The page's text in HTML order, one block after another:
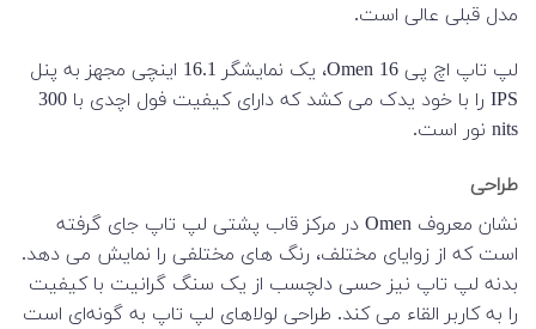
مدل قبلی عالی است.
لپ تاپ اچ پی Omen 16، یک نمایشگر 16.1 اینچی مجهز به پنل
IPS را با خود یدک می کشد که دارای کیفیت فول اچدی با 300
nits نور است.
طراحی
نشان معروف Omen در مرکز قاب پشتی لپ تاپ جای گرفته
است که از زوایای مختلف، رنگ های مختلفی را نمایش می دهد.
بدنه لپ تاپ نیز حسی دلچسب از یک سنگ گرانیت با کیفیت
را به کاربر القاء می کند. طراحی لولاهای لپ تاپ به گونه‌ای است